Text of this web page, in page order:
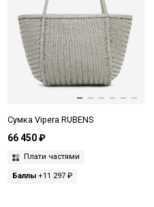
Сумка Vipera RUBENS
66 450 ₽
Плати частями
Баллы+11 297 ₽